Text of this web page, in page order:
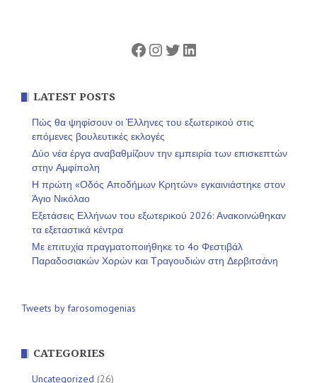
Facebook
Instagram
Twitter
Linkedin
LATEST POSTS
Πώς θα ψηφίσουν οι Έλληνες του εξωτερικού στις
επόμενες βουλευτικές εκλογές
Δύο νέα έργα αναβαθμίζουν την εμπειρία των επισκεπτών
στην Αμφίπολη
Η πρώτη «Οδός Αποδήμων Κρητών» εγκαινιάστηκε στον
Άγιο Νικόλαο
Εξετάσεις Ελλήνων του εξωτερικού 2026: Ανακοινώθηκαν
τα εξεταστικά κέντρα
Με επιτυχία πραγματοποιήθηκε το 4ο Φεστιβάλ
Παραδοσιακών Χορών και Τραγουδιών στη Δερβιτσάνη
Tweets by farosomogenias
CATEGORIES
Uncategorized (26)